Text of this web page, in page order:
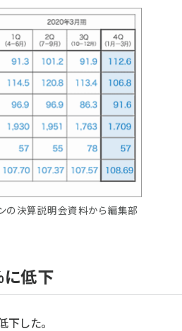
の決算説明会資料から編集部
低下
した。